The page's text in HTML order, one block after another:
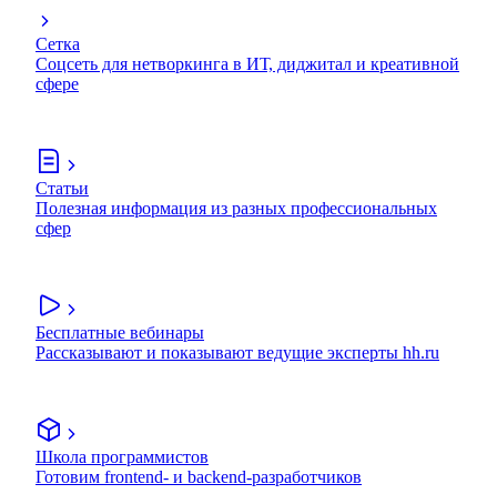
Сетка
Соцсеть для нетворкинга в ИТ, диджитал и креативной
сфере
Статьи
Полезная информация из разных профессиональных
сфер
Бесплатные вебинары
Рассказывают и показывают ведущие эксперты hh.ru
Школа программистов
Готовим frontend- и backend-разработчиков